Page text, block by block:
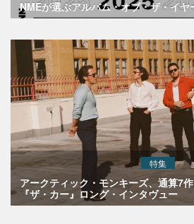
NMEが選ぶアルバム・オブ・ザ・イヤ
特集
アークティック・モンキーズ、通算7
『ザ・カー』ロング・インタヴュー